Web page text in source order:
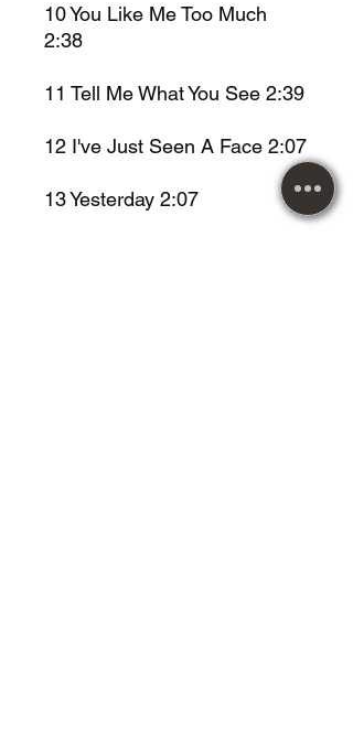
10You Like Me Too Much
2:38
11 Tell Me What You See 2:39
12 I've Just Seen A Face 2:07
13Yesterday 2:07